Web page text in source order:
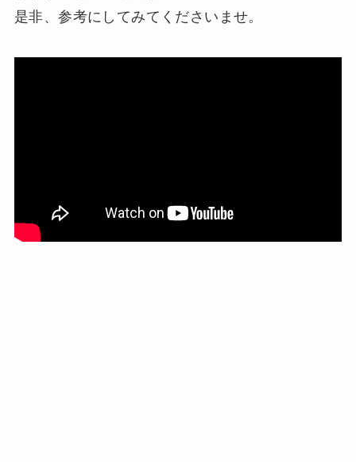
是非、参考にしてみてくださいませ。